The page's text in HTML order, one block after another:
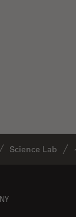
ープ
Science Lab